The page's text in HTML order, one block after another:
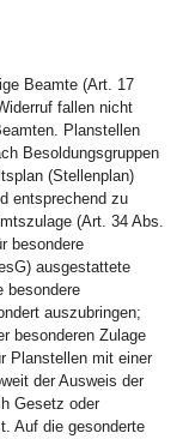
Beamte (Art. 17
fallen nicht
Planstellen
Besoldungsgruppen
(Stellenplan)
entsprechend zu
(Art. 34 Abs.
besondere
ausgestattete
besondere
auszubringen;
besonderen Zulage
Planstellen mit einer
der Ausweis der
Gesetz oder
Auf die gesonderte